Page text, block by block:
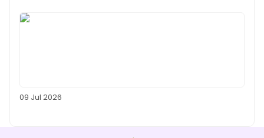
09 Jul 2026